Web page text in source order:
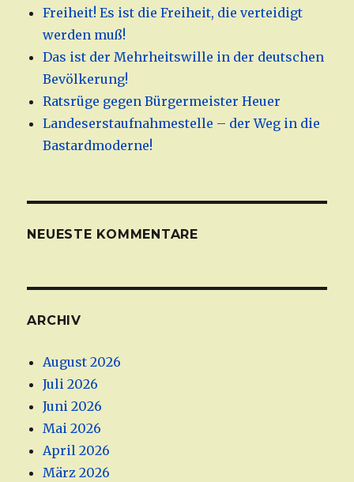
Freiheit! Es ist die Freiheit, die verteidigt
werden muß!
Das ist der Mehrheitswille in der deutschen
Bevölkerung!
Ratsrüge gegen Bürgermeister Heuer
Landeserstaufnahmestelle – der Weg in die
Bastardmoderne!
NEUESTE KOMMENTARE
ARCHIV
August 2026
Juli 2026
Juni 2026
Mai 2026
April 2026
März 2026